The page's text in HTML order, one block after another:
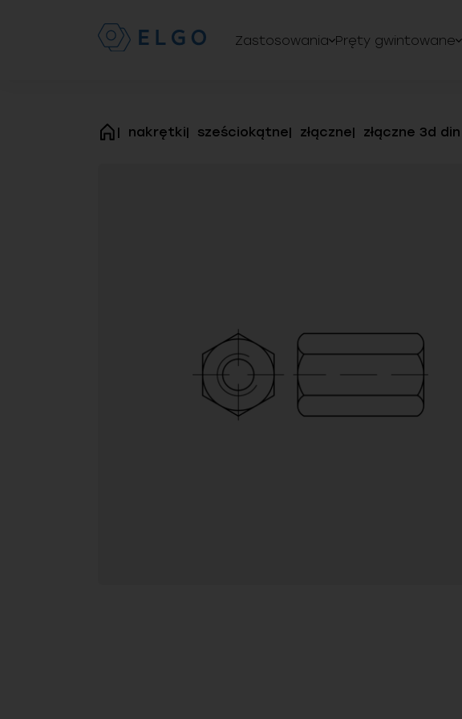
Zastosowania Pręty gwintowane
stronanakrętki sześciokątne złączne złączne 3d